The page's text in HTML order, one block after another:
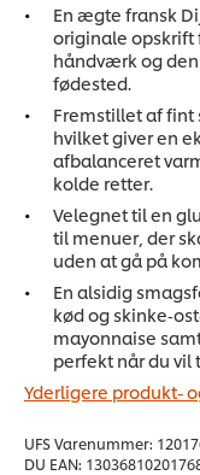
En ægte fransk
originale opskrift
håndværk og
fødested.
Fremstillet af fint
hvilket giver en
afbalanceret
kolde retter.
Velegnet til en
til menuer, der
uden at gå på
En alsidig
kød og
mayonnaise
perfekt når du vil
Yderligere produkt-
UFS Varenummer:
DU EAN: